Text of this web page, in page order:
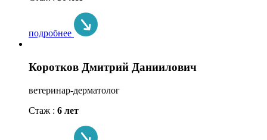
подробнее
Коротков Дмитрий Даниилович
ветеринар-дерматолог
Стаж : 6 лет